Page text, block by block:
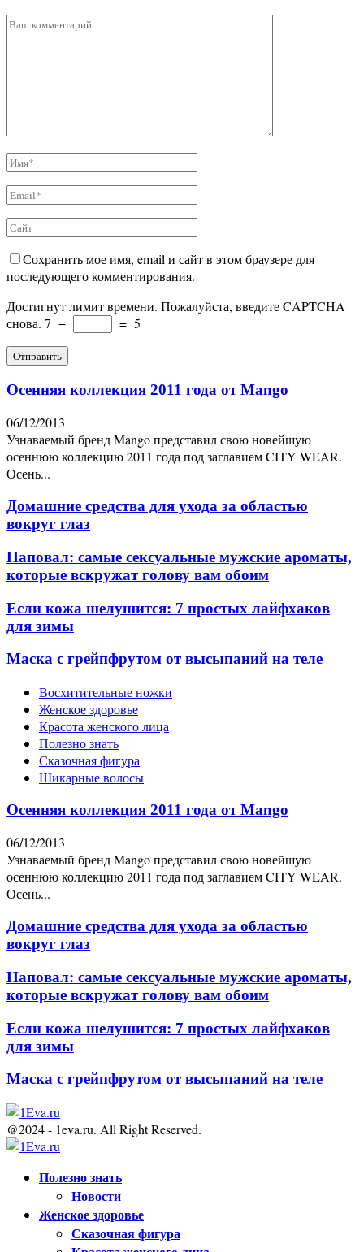
Сохранить мое имя, email и сайт в этом браузере для
последующего комментирования.
Достигнут лимит времени. Пожалуйста, введите CAPTCHA
снова. 7 − = 5
Осенняя коллекция 2011 года от Mango
06/12/2013
Узнаваемый бренд Mango представил свою новейшую
осеннюю коллекцию 2011 года под заглавием CITY WEAR.
Осень...
Домашние средства для ухода за областью
вокруг глаз
Наповал: самые сексуальные мужские ароматы,
которые вскружат голову вам обоим
Если кожа шелушится: 7 простых лайфхаков
для зимы
Маска с грейпфрутом от высыпаний на теле
Восхитительные ножки
Женское здоровье
Красота женского лица
Полезно знать
Сказочная фигура
Шикарные волосы
Осенняя коллекция 2011 года от Mango
06/12/2013
Узнаваемый бренд Mango представил свою новейшую
осеннюю коллекцию 2011 года под заглавием CITY WEAR.
Осень...
Домашние средства для ухода за областью
вокруг глаз
Наповал: самые сексуальные мужские ароматы,
которые вскружат голову вам обоим
Если кожа шелушится: 7 простых лайфхаков
для зимы
Маска с грейпфрутом от высыпаний на теле
@2024 - 1eva.ru. All Right Reserved.
Полезно знать
Новости
Женское здоровье
Сказочная фигура